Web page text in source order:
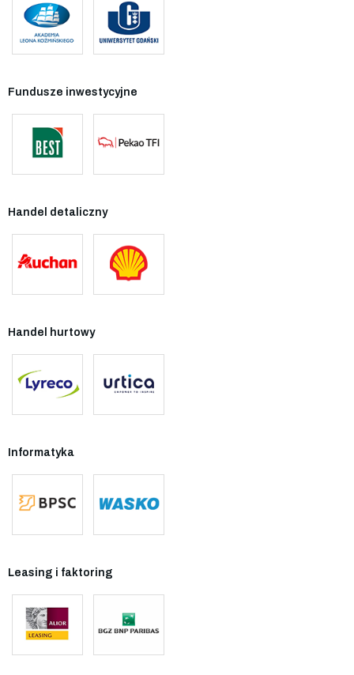
Fundusze inwestycyjne
Handel detaliczny
Handel hurtowy
Informatyka
Leasing i faktoring